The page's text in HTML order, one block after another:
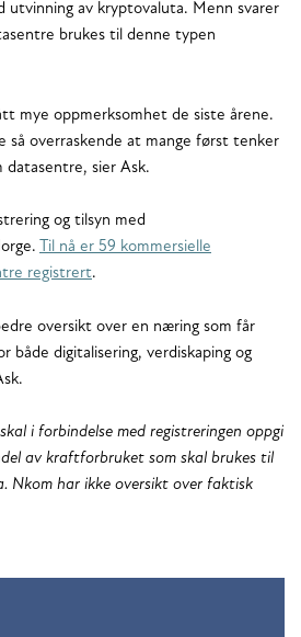
utvinning av kryptovaluta. Menn svarer
brukes til denne typen
mye oppmerksomhet de siste årene.
så overraskende at mange først tenker
sier Ask.
og tilsyn med
Til nå er 59 kommersielle
registrert.
oversikt over en næring som får
både digitalisering, verdiskaping og
i forbindelse med registreringen oppgi
av kraftforbruket som skal brukes til
Nkom har ikke oversikt over faktisk